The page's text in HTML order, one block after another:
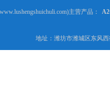
主营产品：
地址：潍坊市潍城区东风